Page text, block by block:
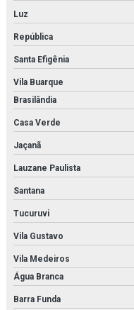
Fornecedor de microscópio
Fornecedor de
Fornecedor de
Fornecedor de modelo
Fornecedor de modelo
Fornecedor de modelo
Fornecedor de modelo
Fornecedor de modelo
Fornecedor de modelo
Fornecedor de modelo
Fornecedor de modelo
Luz
República
Santa Efigênia
Vila Buarque
Brasilândia
Casa Verde
Jaçanã
Lauzane Paulista
Santana
Tucuruvi
Vila Gustavo
Vila Medeiros
Água Branca
Barra Funda